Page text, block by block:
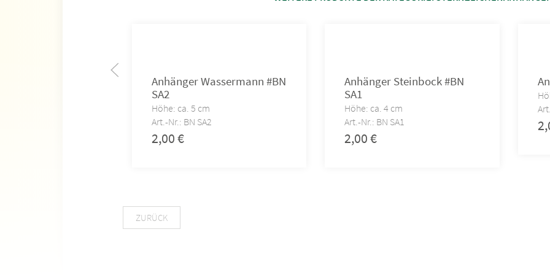
Anhänger Wassermann #BN
SA2
Höhe: ca. 5 cm
Art.-Nr.: BN SA2
2,00€
Anhänger Steinbock #BN
SA1
Höhe: ca. 4 cm
Art.-Nr.: BN SA1
2,00€
ZURÜCK